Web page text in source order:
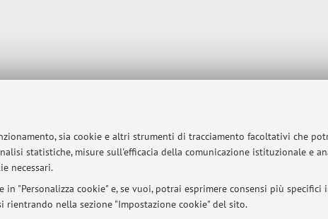
sia cookie e altri strumenti di tracciamento facoltativi che
statistiche, misure sull'efficacia della comunicazione istituzionale e
necessari.
"Personalizza cookie" e, se vuoi, potrai esprimere consensi più
rientrando nella sezione "Impostazione cookie" del sito.